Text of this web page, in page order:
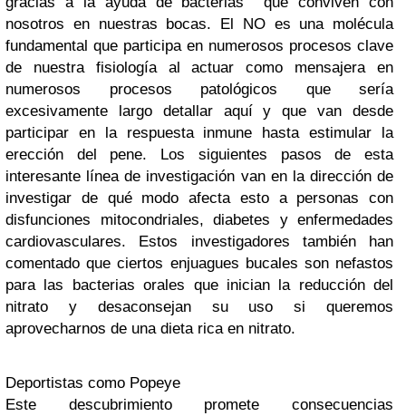
nosotros en nuestras bocas. El NO es una molécula
fundamental que participa en numerosos procesos clave
de nuestra fisiología al actuar como mensajera en
numerosos procesos patológicos que sería
excesivamente largo detallar aquí y que van desde
participar en la respuesta inmune hasta estimular la
erección del pene. Los siguientes pasos de esta
interesante línea de investigación van en la dirección de
investigar de qué modo afecta esto a personas con
disfunciones mitocondriales, diabetes y enfermedades
cardiovasculares. Estos investigadores también han
comentado que ciertos enjuagues bucales son nefastos
para las bacterias orales que inician la reducción del
nitrato y desaconsejan su uso si queremos
aprovecharnos de una dieta rica en nitrato.
Deportistas como Popeye
Este descubrimiento promete consecuencias